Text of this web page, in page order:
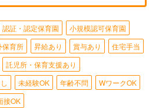
認証・認定保育園
小規模認可保育園
保育所 昇給あり 賞与あり
住宅手当
託児所・保育支援あり
未経験OK 年齢不問
WワークOK
接OK